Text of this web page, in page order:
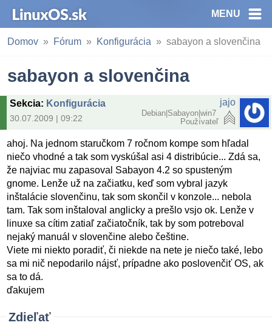
MENU
Domov Fórum Konfigurácia sabayon a slovenčina
sabayon a slovenčina
Sekcia: Konfigurácia
30.07.2009 | 09:22
jajo
Debian|Sabayon|win7
Používateľ
ahoj. Na jednom staručkom 7 ročnom kompe som hľadal
niečo vhodné a tak som vyskúšal asi 4 distribúcie... Zdá sa,
že najviac mu zapasoval Sabayon 4.2 so spusteným
gnome. Lenže už na začiatku, keď som vybral jazyk
inštalácie slovenčinu, tak som skončil v konzole... nebola
tam. Tak som inštaloval anglicky a prešlo vsjo ok. Lenže v
linuxe sa cítim zatiaľ začiatočník, tak by som potreboval
nejaký manuál v slovenčine alebo češtine.
Viete mi niekto poradiť, či niekde na nete je niečo také, lebo
sa mi nič nepodarilo nájsť, prípadne ako poslovenčiť OS, ak
sa to dá.
ďakujem
Zdieľať